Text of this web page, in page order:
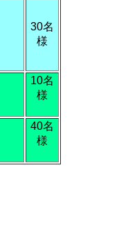
30名
様
10名
様
40名
様